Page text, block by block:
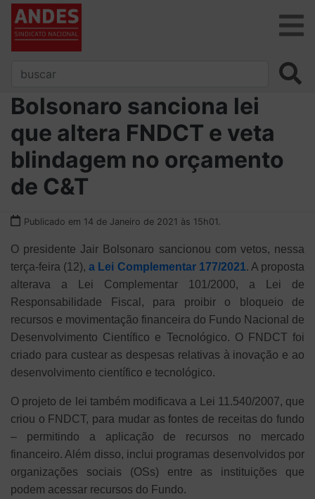
Bolsonaro sanciona lei
que altera FNDCT e veta
blindagem no orçamento
de C&T
Publicado em 14 de Janeiro de 2021 às 15h01.
O presidente Jair Bolsonaro sancionou com vetos, nessa
terça-feira (12),a Lei Complementar 177/2021. A proposta
alterava a Lei Complementar 101/2000, a Lei de
Responsabilidade Fiscal, para proibir o bloqueio de
recursos e movimentação financeira do Fundo Nacional de
Desenvolvimento Científico e Tecnológico. O FNDCT foi
criado para custear as despesas relativas à inovação e ao
desenvolvimento científico e tecnológico.
O projeto de lei também modificava a Lei 11.540/2007, que
criou o FNDCT, para mudar as fontes de receitas do fundo
– permitindo a aplicação de recursos no mercado
financeiro. Além disso, inclui programas desenvolvidos por
organizações sociais (OSs) entre as instituições que
podem acessar recursos do Fundo.